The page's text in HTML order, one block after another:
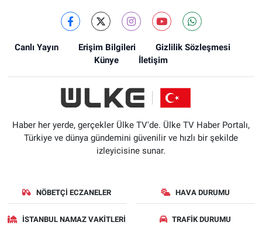
Canlı Yayın Erişim Bilgileri
Gizlilik Sözleşmesi
Künye
İletişim
Haber her yerde, gerçekler Ülke TV'de. Ülke TV Haber Portalı,
Türkiye ve dünya gündemini güvenilir ve hızlı bir şekilde
izleyicisine sunar.
NÖBETÇI ECZANELER HAVA DURUMU
İSTANBUL NAMAZ VAKITLERI TRAFIK DURUMU